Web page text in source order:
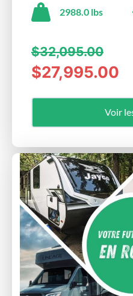
2988.0 lbs
$32,095.00
$27,995.00
Voir